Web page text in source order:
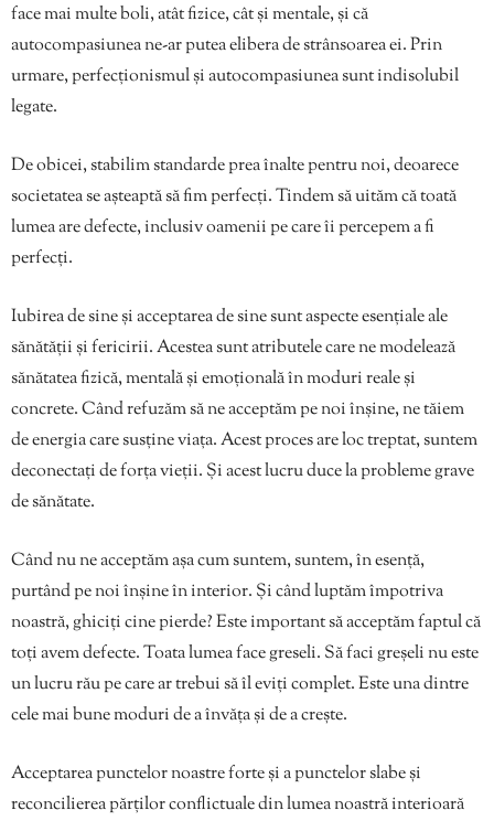
face mai multe boli, atât fizice, cât și mentale, și că
autocompasiunea ne-ar putea elibera de strânsoarea ei. Prin
urmare, perfecționismul și autocompasiunea sunt indisolubil
legate.
De obicei, stabilim standarde prea înalte pentru noi, deoarece
societatea se așteaptă să fim perfecți. Tindem să uităm că toată
lumea are defecte, inclusiv oamenii pe care îi percepem a fi
perfecți.
Iubirea de sine și acceptarea de sine sunt aspecte esențiale ale
sănătății și fericirii. Acestea sunt atributele care ne modelează
sănătatea fizică, mentală și emoțională în moduri reale și
concrete. Când refuzăm să ne acceptăm pe noi înșine, ne tăiem
de energia care susține viața. Acest proces are loc treptat, suntem
deconectați de forța vieții. Și acest lucru duce la probleme grave
de sănătate.
Când nu ne acceptăm așa cum suntem, suntem, în esență,
purtând pe noi înșine în interior. Și când luptăm împotriva
noastră, ghiciți cine pierde? Este important să acceptăm faptul că
toți avem defecte. Toata lumea face greseli. Să faci greșeli nu este
un lucru rău pe care ar trebui să îl eviți complet. Este una dintre
cele mai bune moduri de a învăța și de a crește.
Acceptarea punctelor noastre forte și a punctelor slabe și
reconcilierea părților conflictuale din lumea noastră interioară